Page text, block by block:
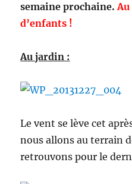
semaine prochaine.
d’enfants !
Au jardin :
Le vent se lève cet
nous allons au terrain
retrouvons pour le